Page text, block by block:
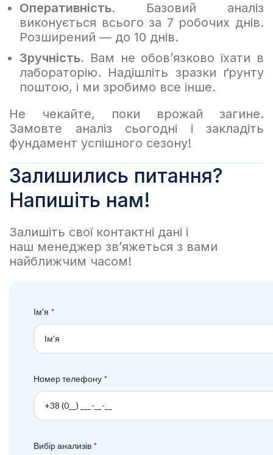
Оперативність. Базовий аналіз
виконується всього за 7 робочих днів.
Розширений — до 10 днів.
Зручність. Вам не обов’язково їхати в
лабораторію. Надішліть зразки ґрунту
поштою, і ми зробимо все інше.
Не чекайте, поки врожай загине.
Замовте аналіз сьогодні і закладіть
фундамент успішного сезону!
Залишились питання?
Напишіть нам!
Залишіть свої контактні дані і
наш менеджер зв’яжеться з вами
найближчим часом!
Ім'я *
Номер телефону *
Вибір анализів *